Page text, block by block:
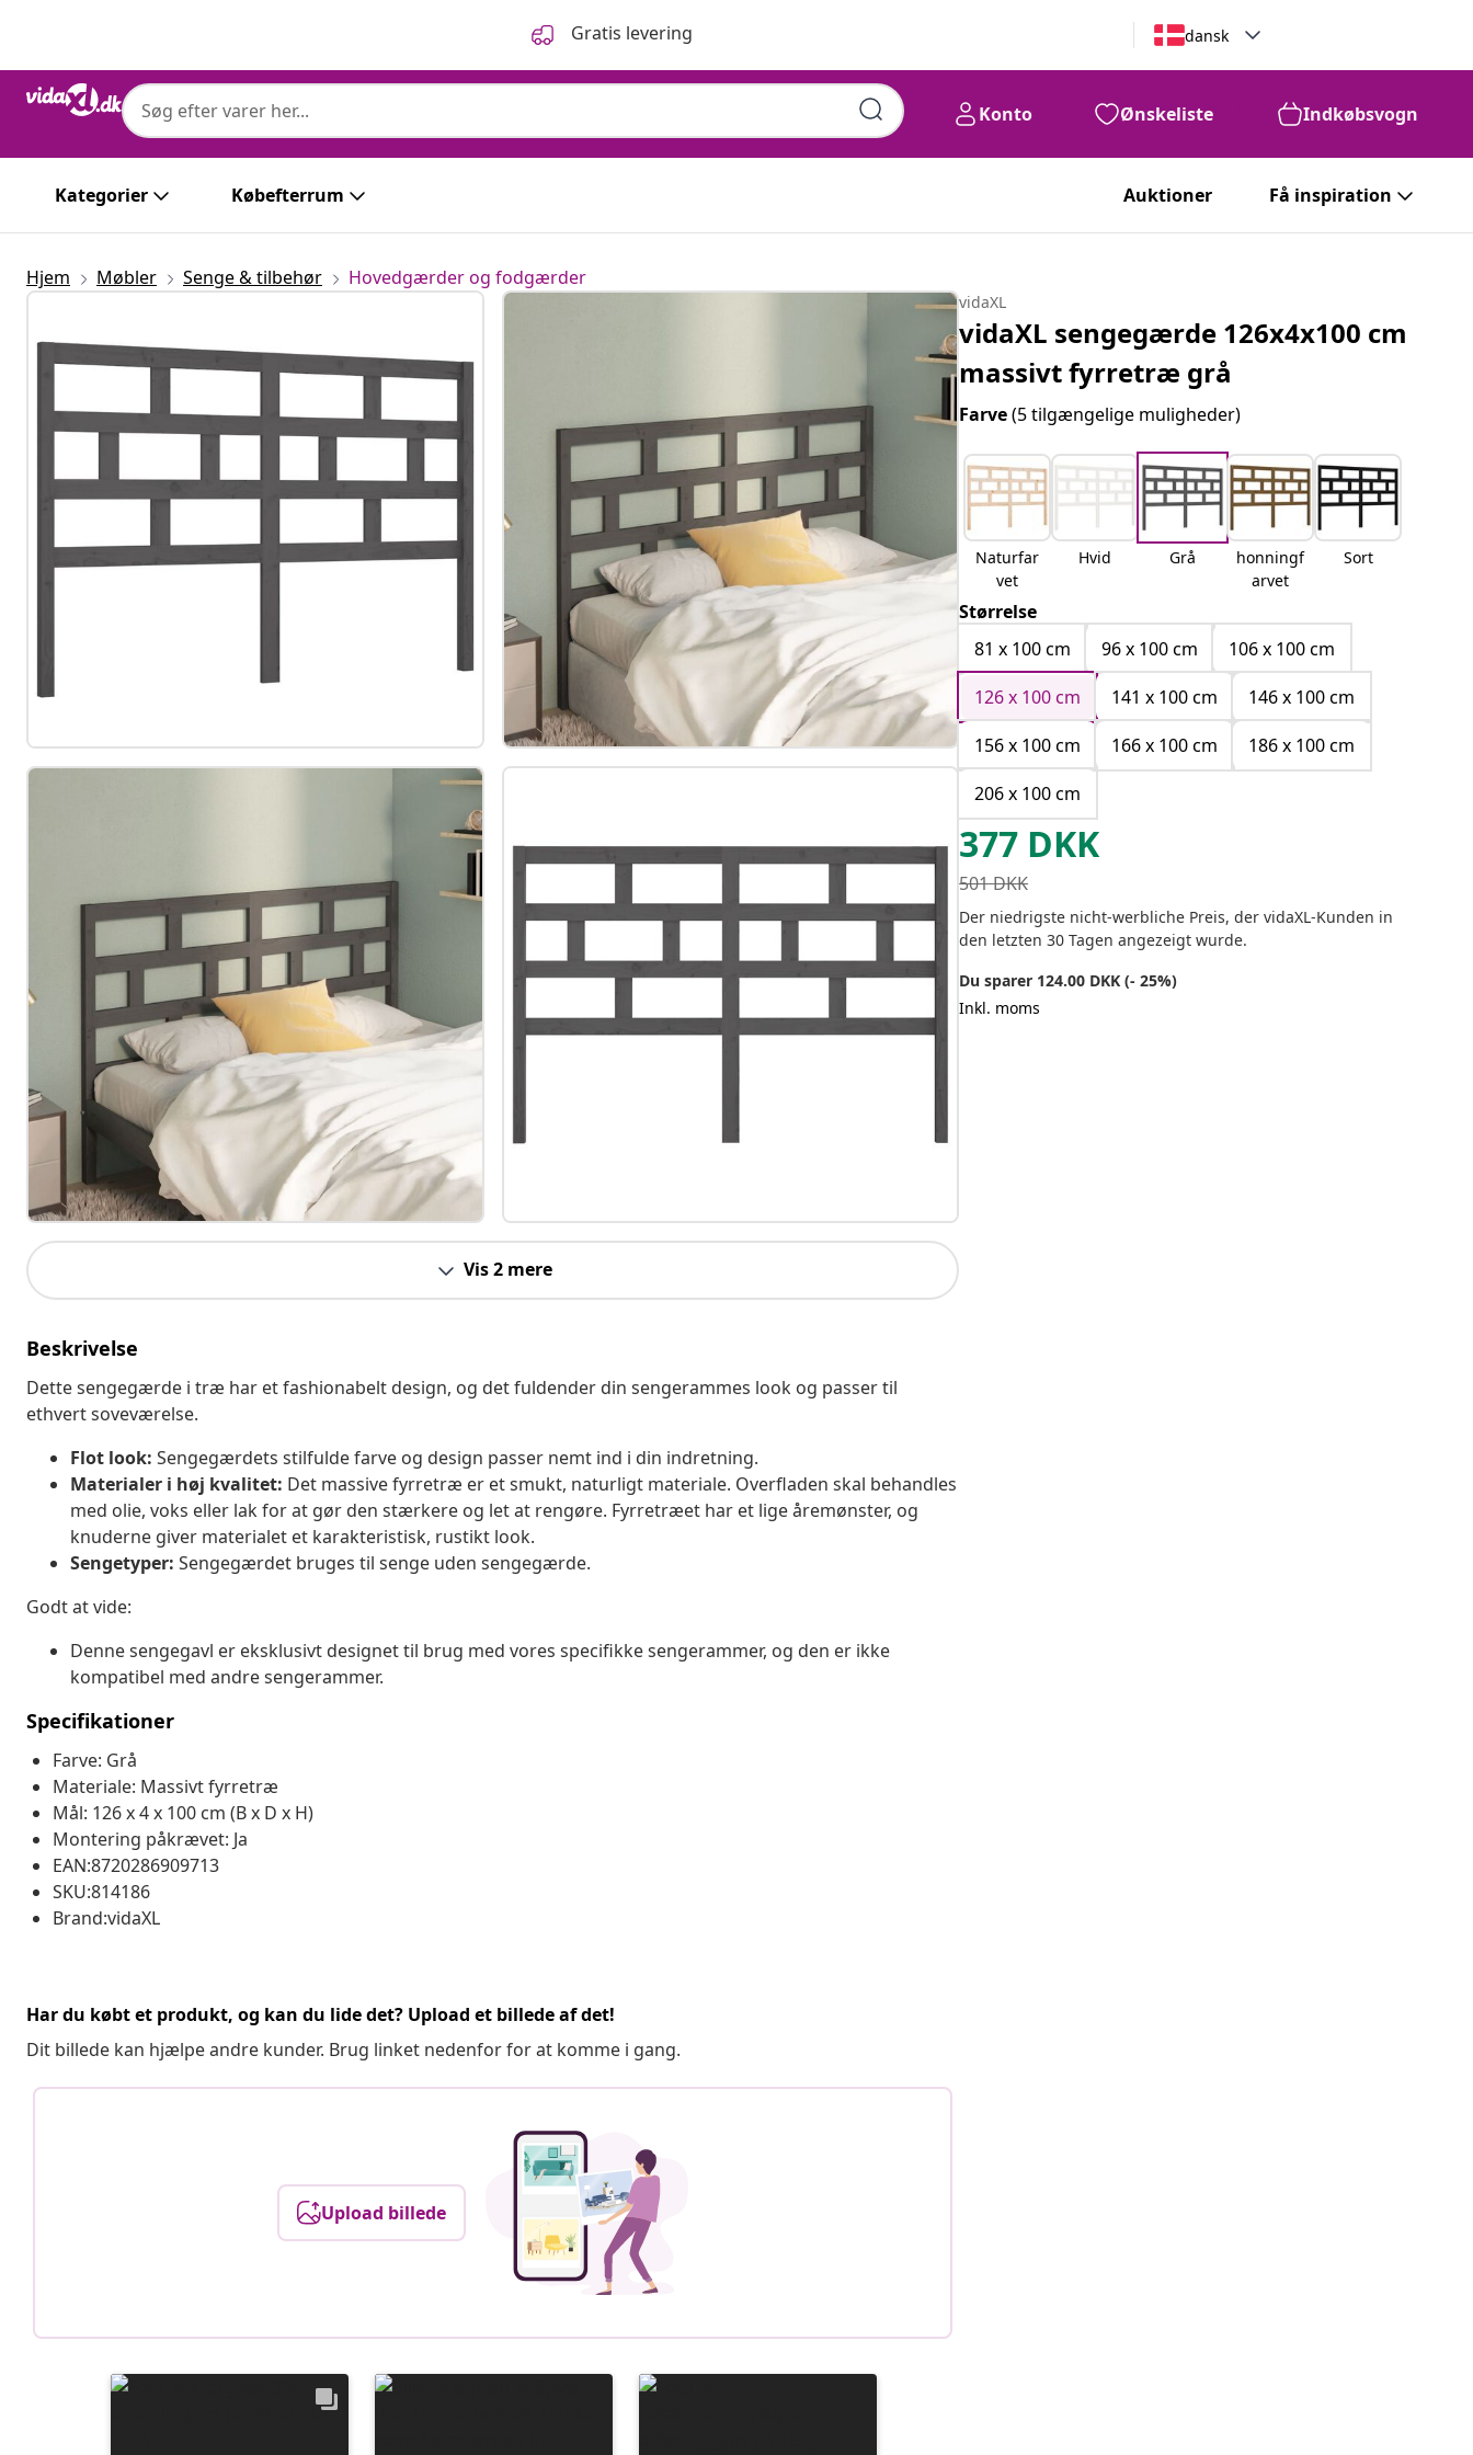
Gratis levering dansk
Konto Ønskeliste Indkøbsvogn
Kategorier Købefterrum Auktioner Få inspiration
Hjem Møbler Senge & tilbehør Hovedgærder og fodgærder
Vis 2 mere
Beskrivelse
Dette sengegærde i træ har et fashionabelt design, og det fuldender din sengerammes look og passer til
ethvert soveværelse.
Flot look: Sengegærdets stilfulde farve og design passer nemt ind i din indretning.
Materialer i høj kvalitet: Det massive fyrretræ er et smukt, naturligt materiale. Overfladen skal behandles
med olie, voks eller lak for at gør den stærkere og let at rengøre. Fyrretræet har et lige åremønster, og
knuderne giver materialet et karakteristisk, rustikt look.
Sengetyper: Sengegærdet bruges til senge uden sengegærde.
Godt at vide:
Denne sengegavl er eksklusivt designet til brug med vores specifikke sengerammer, og den er ikke
kompatibel med andre sengerammer.
Specifikationer
Farve: Grå
Materiale: Massivt fyrretræ
Mål: 126 x 4 x 100 cm (B x D x H)
Montering påkrævet: Ja
EAN:8720286909713
SKU:814186
Brand:vidaXL
Har du købt et produkt, og kan du lide det? Upload et billede af det!
Dit billede kan hjælpe andre kunder. Brug linket nedenfor for at komme i gang.
Upload billede
vidaXL
vidaXL sengegærde 126x4x100 cm
massivt fyrretræ grå
Farve(5 tilgængelige muligheder)
Naturfar
vet
Hvid Grå
honningf
arvet
Sort
Størrelse
81 x 100 cm
96 x 100 cm
106 x 100 cm
126 x 100 cm
141 x 100 cm
146 x 100 cm
156 x 100 cm
166 x 100 cm
186 x 100 cm
206 x 100 cm
377 DKK
501DKK
Der niedrigste nicht-werbliche Preis, der vidaXL-Kunden in
den letzten 30 Tagen angezeigt wurde.
Du sparer 124.00 DKK (- 25%)
Inkl. moms